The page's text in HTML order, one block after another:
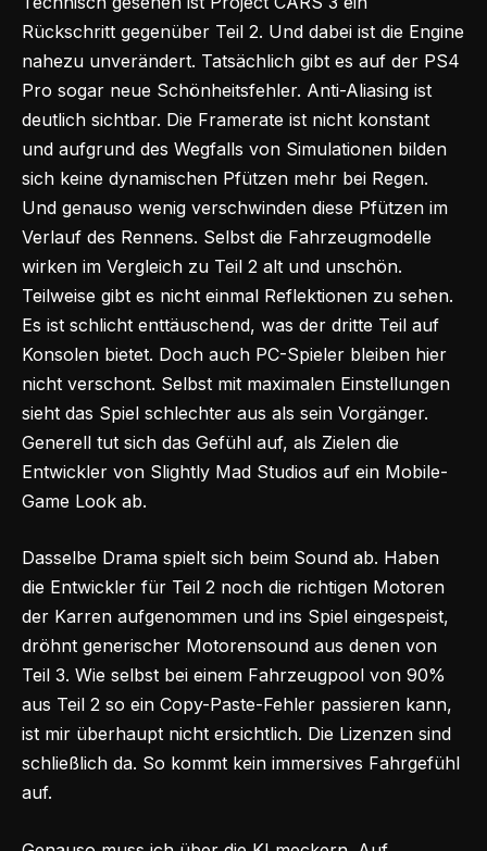
Rückschritt gegenüber Teil 2. Und dabei ist die Engine
nahezu unverändert. Tatsächlich gibt es auf der PS4
Pro sogar neue Schönheitsfehler. Anti-Aliasing ist
deutlich sichtbar. Die Framerate ist nicht konstant
und aufgrund des Wegfalls von Simulationen bilden
sich keine dynamischen Pfützen mehr bei Regen.
Und genauso wenig verschwinden diese Pfützen im
Verlauf des Rennens. Selbst die Fahrzeugmodelle
wirken im Vergleich zu Teil 2 alt und unschön.
Teilweise gibt es nicht einmal Reflektionen zu sehen.
Es ist schlicht enttäuschend, was der dritte Teil auf
Konsolen bietet. Doch auch PC-Spieler bleiben hier
nicht verschont. Selbst mit maximalen Einstellungen
sieht das Spiel schlechter aus als sein Vorgänger.
Generell tut sich das Gefühl auf, als Zielen die
Entwickler von Slightly Mad Studios auf ein Mobile-
Game Look ab.
Dasselbe Drama spielt sich beim Sound ab. Haben
die Entwickler für Teil 2 noch die richtigen Motoren
der Karren aufgenommen und ins Spiel eingespeist,
dröhnt generischer Motorensound aus denen von
Teil 3. Wie selbst bei einem Fahrzeugpool von 90%
aus Teil 2 so ein Copy-Paste-Fehler passieren kann,
ist mir überhaupt nicht ersichtlich. Die Lizenzen sind
schließlich da. So kommt kein immersives Fahrgefühl
auf.